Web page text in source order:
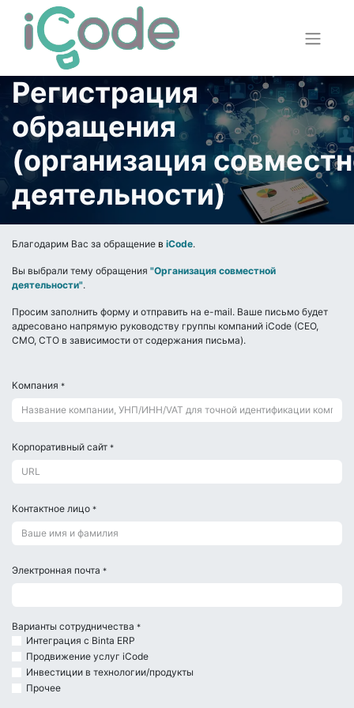
Регистрация
обращения
(организация
деятельности)
Благодарим Вас за обращение в iCode.
Вы выбрали тему обращения "Организация совместной
деятельности".
Просим заполнить форму и отправить на e-mail. Ваше письмо будет
адресовано напрямую руководству группы компаний iCode (CEO,
CMO, CTO в зависимости от содержания письма).
Компания *
Корпоративный сайт *
Контактное лицо *
Электронная почта *
Варианты сотрудничества *
Интеграция с Binta ERP
Продвижение услуг iCode
Инвестиции в технологии/продукты
Прочее